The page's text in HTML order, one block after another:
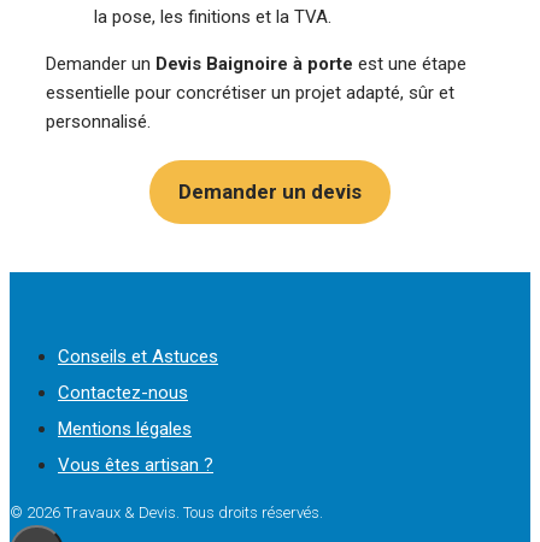
la pose, les finitions et la TVA.
Demander un Devis Baignoire à porte est une étape
essentielle pour concrétiser un projet adapté, sûr et
personnalisé.
Demander un devis
Conseils et Astuces
Contactez-nous
Mentions légales
Vous êtes artisan ?
© 2026 Travaux & Devis. Tous droits réservés.